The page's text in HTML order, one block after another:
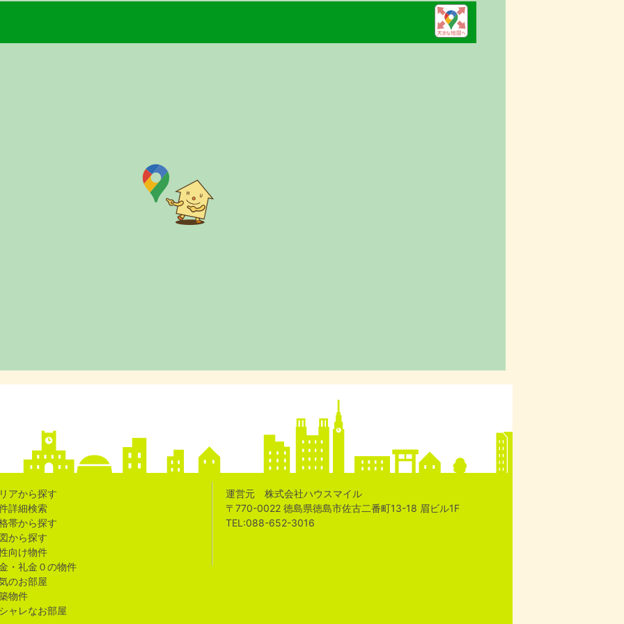
アから探す
詳細検索
帯から探す
から探す
向け物件
・礼金０の物件
のお部屋
物件
ャレなお部屋
運営元 株式会社ハウスマイル
〒770-0022 徳島県徳島市佐古二番町13-18 眉ビル1F
TEL:088-652-3016